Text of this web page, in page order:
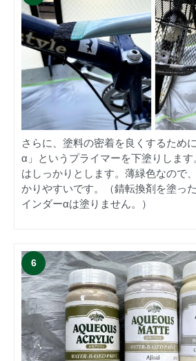
さらに、塗料の密着を良くするため
α」というプライマーを下塗りしま
はしっかりとします。薄緑色なので
かりやすいです。（錆転換剤を塗っ
インダーαは塗りません。）